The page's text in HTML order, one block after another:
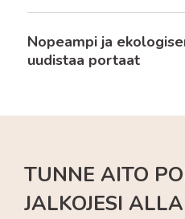
Nopeampi ja
uudistaa portaat
TUNNE AITO
JALKOJESI ALLA